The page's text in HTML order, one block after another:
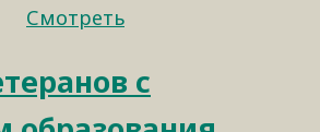
Смотреть
с